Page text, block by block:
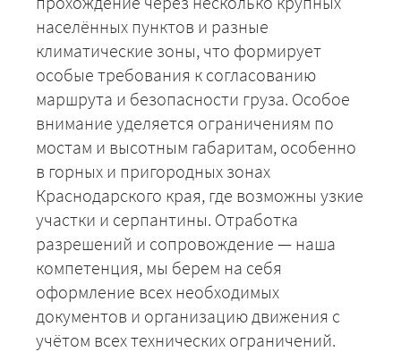
населённых пунктов и разные
климатические зоны, что формирует
особые требования к согласованию
маршрута и безопасности груза. Особое
внимание уделяется ограничениям по
мостам и высотным габаритам, особенно
в горных и пригородных зонах
Краснодарского края, где возможны узкие
участки и серпантины. Отработка
разрешений и сопровождение — наша
компетенция, мы берем на себя
оформление всех необходимых
документов и организацию движения с
учётом всех технических ограничений.
+7 (499) 520-05-23